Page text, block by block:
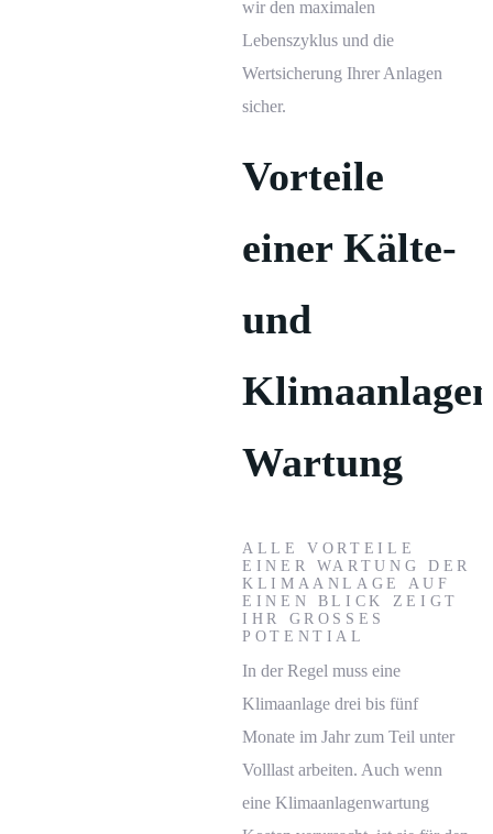
wir den maximalen
Lebenszyklus und die
Wertsicherung Ihrer Anlagen
sicher.
Vorteile
einer Kälte-
und
Wartung
ALLE VORTEILE
EINER WARTUNG DER
KLIMAANLAGE
AUF
EINEN BLICK ZEIGT
IHR GROSSES
POTENTIAL
In der Regel muss eine
Klimaanlage drei bis fünf
Monate im Jahr zum Teil unter
Volllast arbeiten. Auch wenn
eine Klimaanlagenwartung